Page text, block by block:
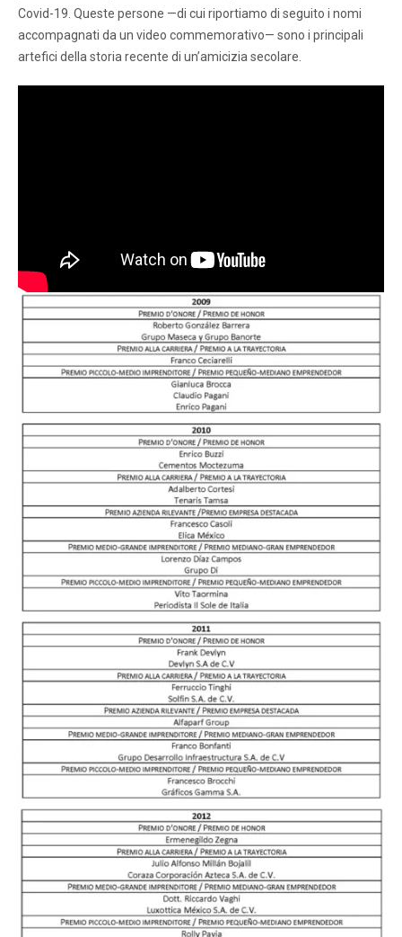
Covid-19. Queste persone —di cui riportiamo di seguito i nomi
accompagnati da un video commemorativo— sono i principali
artefici della storia recente di un’amicizia secolare.